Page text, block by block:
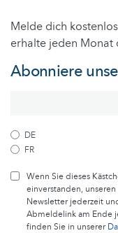
Melde dich
erhalte jeden Monat
Abonniere
DE
FR
Wenn Sie dieses
einverstanden,
Newsletter jederzeit
Abmeldelink am Ende
finden Sie in unserer